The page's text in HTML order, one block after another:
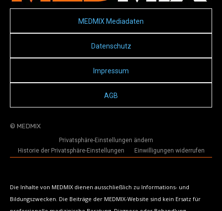
MEDMIX Mediadaten
Datenschutz
Impressum
AGB
© MEDMIX
Privatsphäre-Einstellungen ändern
Historie der Privatsphäre-Einstellungen
Einwilligungen widerrufen
Die Inhalte von MEDMIX dienen ausschließlich zu Informations- und
Bildungszwecken. Die Beiträge der MEDMIX-Website sind kein Ersatz für